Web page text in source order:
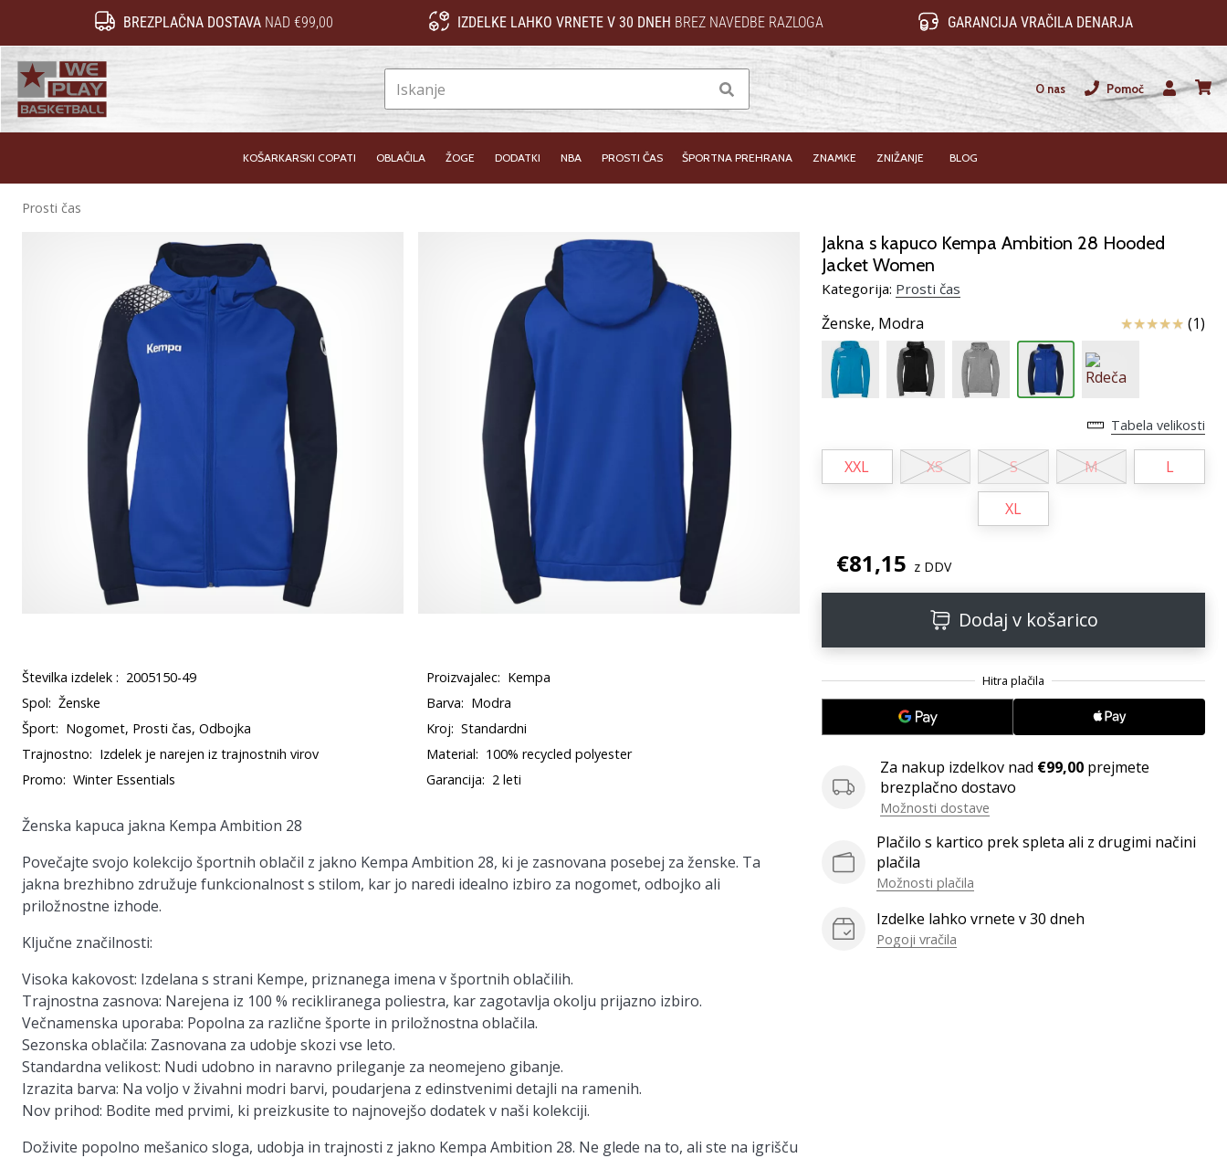
BREZPLAČNA DOSTAVA NAD €99,00 IZDELKE LAHKO VRNETE V 30 DNEH BREZ NAVEDBE RAZLOGA GARANCIJA VRAČILA DENARJA
Iskanje O nas
Pomoč
Uporabnik
KOŠARKARSKI COPATI OBLAČILA ŽOGE DODATKI NBA PROSTI ČAS ŠPORTNA PREHRANA ZNAMKE ZNIŽANJE BLOG
Prosti čas
Jakna s kapuco Kempa Ambition 28 Hooded
Jacket Women
Kategorija: Prosti čas
Ženske, Modra Ocena izdelka
(1)
Tabela velikosti
XXL XS S M L
XL
€81,15 z DDV
Dodaj v košarico
Za nakup izdelkov nad €99,00 prejmete
brezplačno dostavo
Možnosti dostave
Plačilo s kartico prek spleta ali z drugimi načini
plačila
Možnosti plačila
Izdelke lahko vrnete v 30 dneh
Pogoji vračila
Številka izdelek : 2005150-49 Proizvajalec: Kempa
Spol: Ženske Barva: Modra
Šport: Nogomet, Prosti čas, Odbojka Kroj: Standardni
Trajnostno: Izdelek je narejen iz trajnostnih virov Material: 100% recycled polyester
Promo: Winter Essentials Garancija: 2 leti
Ženska kapuca jakna Kempa Ambition 28
Povečajte svojo kolekcijo športnih oblačil z jakno Kempa Ambition 28, ki je zasnovana posebej za ženske. Ta
jakna brezhibno združuje funkcionalnost s stilom, kar jo naredi idealno izbiro za nogomet, odbojko ali
priložnostne izhode.
Ključne značilnosti:
Visoka kakovost: Izdelana s strani Kempe, priznanega imena v športnih oblačilih.
Trajnostna zasnova: Narejena iz 100 % recikliranega poliestra, kar zagotavlja okolju prijazno izbiro.
Večnamenska uporaba: Popolna za različne športe in priložnostna oblačila.
Sezonska oblačila: Zasnovana za udobje skozi vse leto.
Standardna velikost: Nudi udobno in naravno prileganje za neomejeno gibanje.
Izrazita barva: Na voljo v živahni modri barvi, poudarjena z edinstvenimi detajli na ramenih.
Nov prihod: Bodite med prvimi, ki preizkusite to najnovejšo dodatek v naši kolekciji.
Doživite popolno mešanico sloga, udobja in trajnosti z jakno Kempa Ambition 28. Ne glede na to, ali ste na igrišču